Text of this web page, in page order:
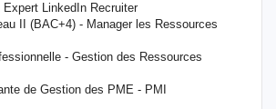
LinkedIn Recruiter
II (BAC+4) - Manager les Ressources
- Gestion des Ressources
de Gestion des PME - PMI